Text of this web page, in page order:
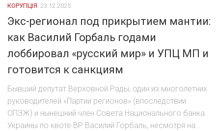
КОРУПЦІЯ 23.12.2025
Экc-регионал под прикрытием мантии:
как Василий Горбаль годами
лоббировал «русский мир» и УПЦ МП и
готовится к санкциям
Бывший депутат Верховной Рады, один из многолетних
руководителей «Партии регионов» (впоследствии
ОПЗЖ) и нынешний член Совета Национального банка
Украины по квоте ВР Василий Горбаль, несмотря на...